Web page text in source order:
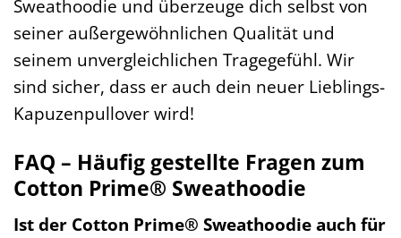
Sweathoodie und überzeuge dich selbst von
seiner außergewöhnlichen Qualität und
seinem unvergleichlichen Tragegefühl. Wir
sind sicher, dass er auch dein neuer Lieblings-
Kapuzenpullover wird!
FAQ – Häufig gestellte Fragen zum
Cotton Prime® Sweathoodie
Ist der Cotton Prime® Sweathoodie auch für